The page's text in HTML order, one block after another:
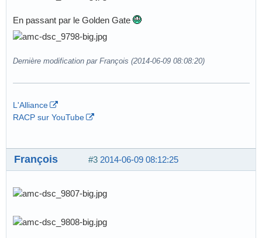
En passant par le Golden Gate
Dernière modification par François (2014-06-09 08:08:20)
L'Alliance
RACP sur YouTube
#3 2014-06-09 08:12:25
François